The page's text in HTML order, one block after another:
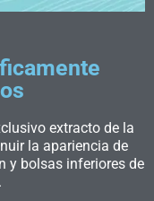
extracto de la
la apariencia de
y bolsas inferiores de